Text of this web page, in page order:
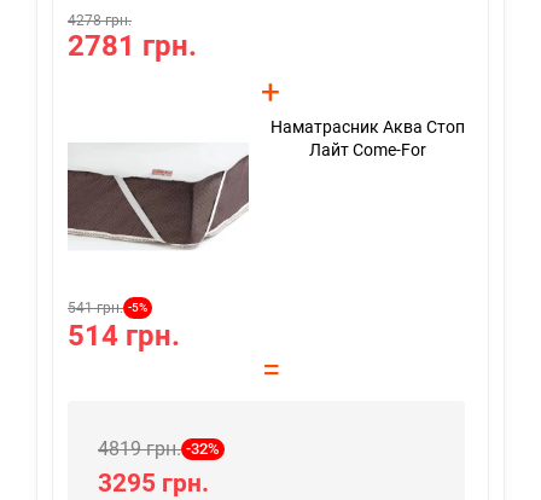
4278 грн.
2781 грн.
+
Наматрасник Аква Стоп
Лайт Come-For
541 грн. -5%
514 грн.
=
4819 грн. -32%
3295 грн.